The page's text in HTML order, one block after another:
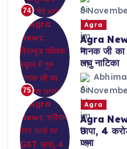
74
75
Agra
Agra
नानक जी का
लघु नाटिका
Agra
Agra
छापा, 4
जमा